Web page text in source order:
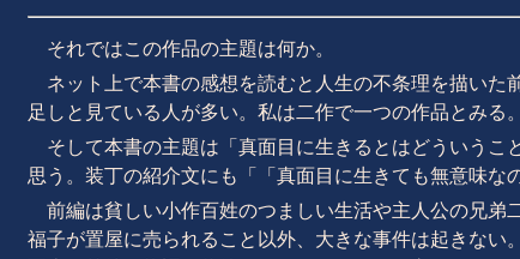
それではこの作品の主題は何か。
ネット上で本書の感想を読むと人生の不条理を描いた
足しと見ている人が多い。私は二作で一つの作品とみる。
そして本書の主題は「真面目に生きるとはどういうこ
思う。装丁の紹介文にも「「真面目に生きても無意味な
前編は貧しい小作百姓のつましい生活や主人公の兄弟
福子が置屋に売られること以外、大きな事件は起きない